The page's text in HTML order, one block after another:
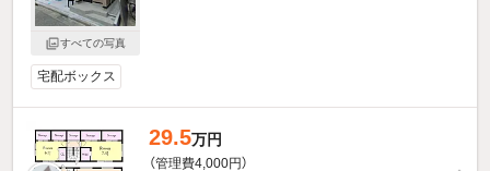
すべての写真
宅配ボックス
29.5万円
（管理費4,000円）